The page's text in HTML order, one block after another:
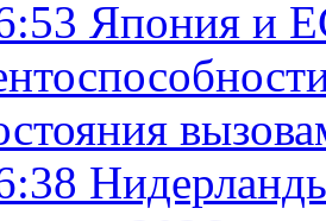
Япония и